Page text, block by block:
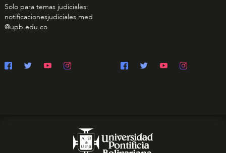
Solo para temas judiciales:
notificacionesjudiciales.med
@upb.edu.co